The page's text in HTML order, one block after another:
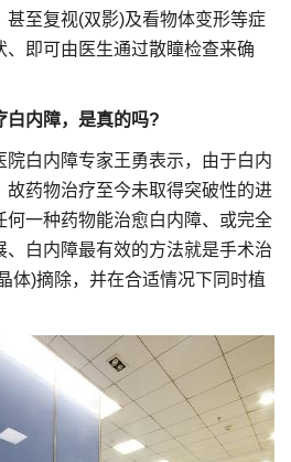
至复视(双影)及看物体变形等症
即可由医生通过散瞳检查来确
白内障，是真的吗?
白内障专家王勇表示，由于白内
故药物治疗至今未取得突破性的进
何一种药物能治愈白内障、或完全
、白内障最有效的方法就是手术治
体)摘除，并在合适情况下同时植